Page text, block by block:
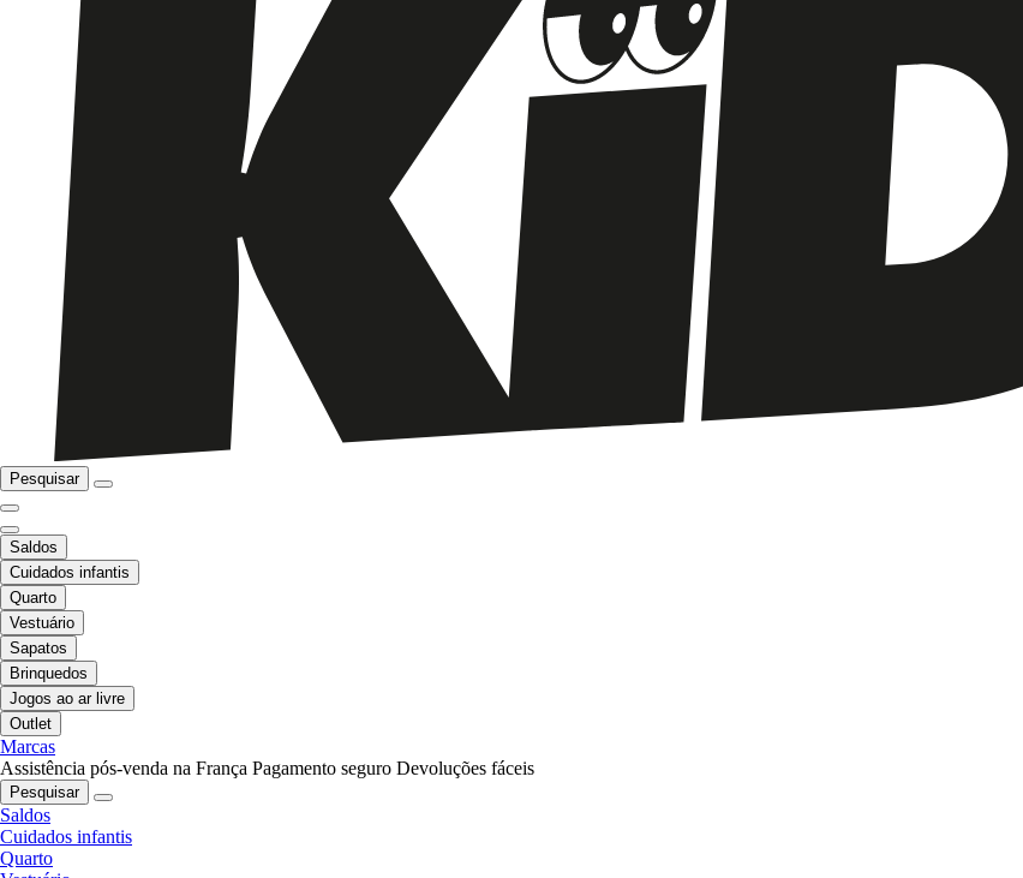
Pesquisar
Saldos
Cuidados infantis
Quarto
Vestuário
Sapatos
Brinquedos
Jogos ao ar livre
Outlet
Marcas
Assistência pós-venda na França Pagamento seguro Devoluções fáceis
Pesquisar
Saldos
Cuidados infantis
Quarto